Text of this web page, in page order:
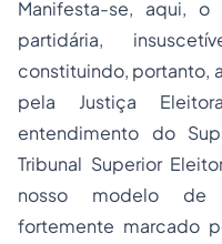
Manifesta-se, aqui,
partidária,
constituindo, portanto,
pela Justiça
entendimento do
Tribunal Superior
nosso modelo de
fortemente marcado